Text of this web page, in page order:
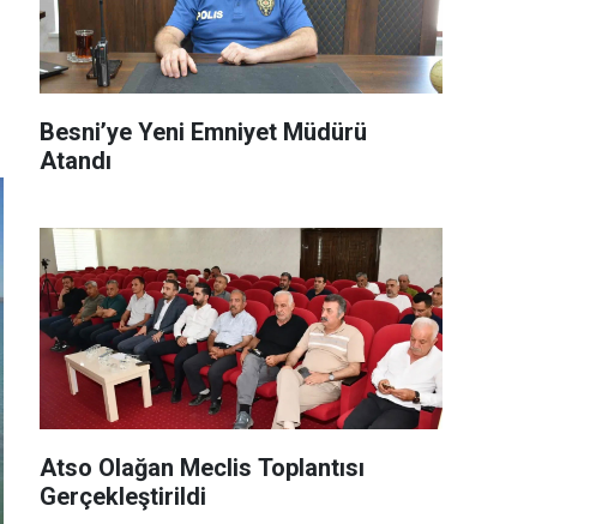
Besni’ye Yeni Emniyet Müdürü
Atandı
Atso Olağan Meclis Toplantısı
Gerçekleştirildi